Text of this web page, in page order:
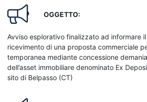
OGGETTO:
Avviso esplorativo finalizzato ad informare
ricevimento di una proposta commerciale
temporanea mediante concessione
dell’asset immobiliare denominato Ex
sito di Belpasso (CT)